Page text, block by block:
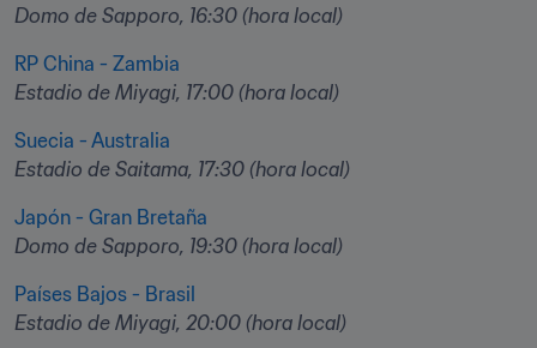
Domo de Sapporo, 16:30 (hora local)
RP China - Zambia
Estadio de Miyagi, 17:00 (hora local)
Suecia - Australia
Estadio de Saitama, 17:30 (hora local)
Japón - Gran Bretaña
Domo de Sapporo, 19:30 (hora local)
Países Bajos - Brasil
Estadio de Miyagi, 20:00 (hora local)